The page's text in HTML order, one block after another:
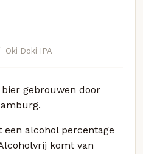
Oki Doki IPA
bier gebrouwen door
een alcohol percentage
komt van